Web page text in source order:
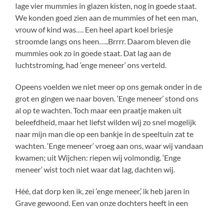
lage vier mummies in glazen kisten, nog in goede staat.
We konden goed zien aan de mummies of het een man,
vrouw of kind was…. Een heel apart koel briesje
stroomde langs ons heen…..Brrrr. Daarom bleven die
mummies ook zo in goede staat. Dat lag aan de
luchtstroming, had ‘enge meneer’ ons verteld.
Opeens voelden we niet meer op ons gemak onder in de
grot en gingen we naar boven. ‘Enge meneer’ stond ons
al op te wachten. Toch maar een praatje maken uit
beleefdheid, maar het liefst wilden wij zo snel mogelijk
naar mijn man die op een bankje in de speeltuin zat te
wachten. ‘Enge meneer’ vroeg aan ons, waar wij vandaan
kwamen; uit Wijchen: riepen wij volmondig. ‘Enge
meneer’ wist toch niet waar dat lag, dachten wij.
Héé, dat dorp ken ik, zei ‘enge meneer,’ ik heb jaren in
Grave gewoond. Een van onze dochters heeft in een